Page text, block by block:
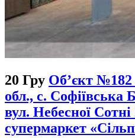
20 Гру Об’єкт №182
обл., с. Софіївська
вул. Небесної Сотні
супермаркет